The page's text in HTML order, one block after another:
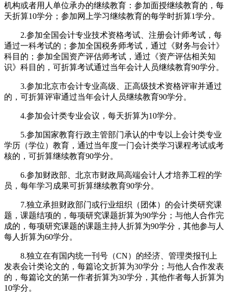
机构或者用人单位承办的继续教育：参加面授继续教育的，每
天折算10学分；参加网上学习继续教育的每学时折算1学分。
2.参加全国会计专业技术资格考试、注册会计师考试，每
通过一科考试的；参加全国税务师考试，通过《财务与会计》
科目的；参加全国资产评估师考试，通过《资产评估相关知
识》科目的，可折算考试通过当年会计人员继续教育90学分。
3.参加北京市会计专业高级、正高级技术资格评审并通过
的，可折算评审通过当年会计人员继续教育90学分。
4.参加会计类专业会议，每天折算为10学分。
5.参加国家教育行政主管部门承认的中专以上会计类专业
学历（学位）教育，通过当年度一门会计类学习课程考试或考
核的，可折算继续教育90学分。
6.参加财政部、北京市财政局高端会计人才培养工程的学
员，每年学习成果可折算继续教育90学分。
7.独立承担财政部门或行业组织（团体）的会计类研究课
题，课题结项的，每项研究课题折算为90学分；与他人合作完
成的，每项研究课题的课题主持人折算为90学分，其他参与人
每人折算为60学分。
8.独立在有国内统一刊号（CN）的经济、管理类报刊上
发表会计类论文的，每篇论文折算为30学分；与他人合作发表
的，每篇论文的第一作者折算为30学分，其他作者每人折算为
10学分。